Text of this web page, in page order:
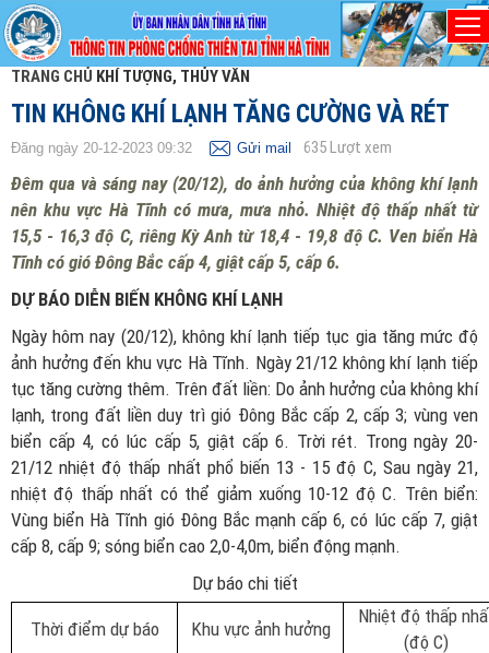
TRANG CHỦ KHÍ TƯỢNG, THỦY VĂN
TIN KHÔNG KHÍ LẠNH TĂNG CƯỜNG VÀ RÉT
Đăng ngày 20-12-2023 09:32 Gửi mail 635Lượt xem
Đêm qua và sáng nay (20/12), do ảnh hưởng của không khí lạnh
nên khu vực Hà Tĩnh có mưa, mưa nhỏ. Nhiệt độ thấp nhất từ
15,5 - 16,3 độ C, riêng Kỳ Anh từ 18,4 - 19,8 độ C. Ven biển Hà
Tĩnh có gió Đông Bắc cấp 4, giật cấp 5, cấp 6.
DỰ BÁO DIỄN BIẾN KHÔNG KHÍ LẠNH
Ngày hôm nay (20/12), không khí lạnh tiếp tục gia tăng mức độ
ảnh hưởng đến khu vực Hà Tĩnh. Ngày 21/12 không khí lạnh tiếp
tục tăng cường thêm. Trên đất liền: Do ảnh hưởng của không khí
lạnh, trong đất liền duy trì gió Đông Bắc cấp 2, cấp 3; vùng ven
biển cấp 4, có lúc cấp 5, giật cấp 6. Trời rét. Trong ngày 20-
21/12 nhiệt độ thấp nhất phổ biến 13 - 15 độ C, Sau ngày 21,
nhiệt độ thấp nhất có thể giảm xuống 10-12 độ C. Trên biển:
Vùng biển Hà Tĩnh gió Đông Bắc mạnh cấp 6, có lúc cấp 7, giật
cấp 8, cấp 9; sóng biển cao 2,0-4,0m, biển động mạnh.
Dự báo chi tiết
Thời điểm dự báo Khu vực ảnh hưởng
Nhiệt độ thấp
(độ C)